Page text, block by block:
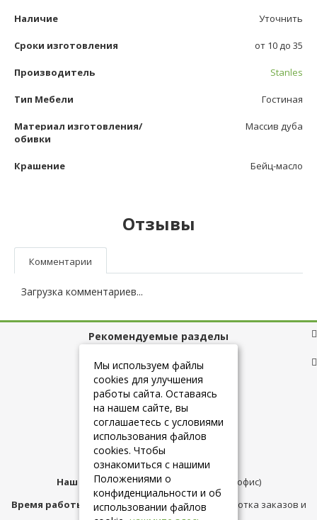
Наличие Уточнить
Сроки изготовления от 10 до 35
Производитель Stanles
Тип Мебели Гостиная
Материал изготовления/
обивки
Массив дуба
Крашение Бейц-масло
Отзывы
Комментарии
Загрузка комментариев...
Рекомендуемые разделы
Полезные ссылки
+7 (925) 084-10-60
Наш адрес:Москва,ул.Плещеева д.12 (офис)
Время работы магазина:с 10:00 до 21:00 (обработка заказов и
Мы используем файлы
cookies для улучшения
работы сайта. Оставаясь
на нашем сайте, вы
соглашаетесь с условиями
использования файлов
cookies. Чтобы
ознакомиться с нашими
Положениями о
конфиденциальности и об
использовании файлов